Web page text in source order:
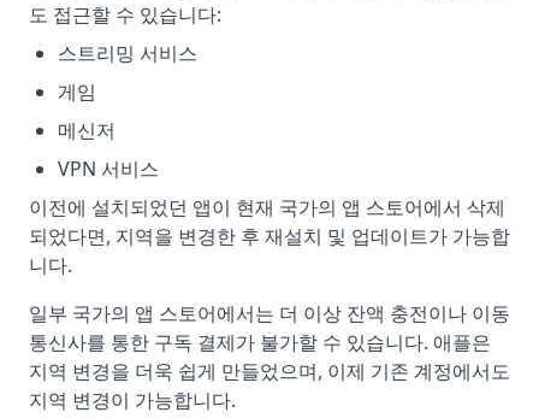
도 접근할 수 있습니다:
스트리밍 서비스
게임
메신저
VPN 서비스
이전에 설치되었던 앱이 현재 국가의 앱 스토어에서 삭제
되었다면, 지역을 변경한 후 재설치 및 업데이트가 가능합
니다.
일부 국가의 앱 스토어에서는 더 이상 잔액 충전이나 이동
통신사를 통한 구독 결제가 불가할 수 있습니다. 애플은
지역 변경을 더욱 쉽게 만들었으며, 이제 기존 계정에서도
지역 변경이 가능합니다.